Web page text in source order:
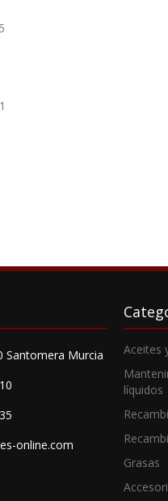
Santomera Murcia
online.com
Aceites
líquidos
Grasas